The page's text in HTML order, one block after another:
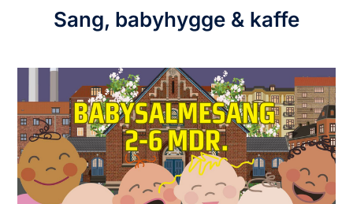
Sang, babyhygge & kaffe